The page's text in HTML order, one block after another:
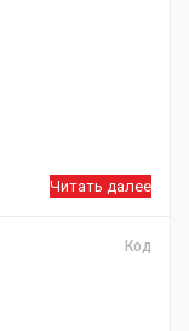
Читать далее
Код